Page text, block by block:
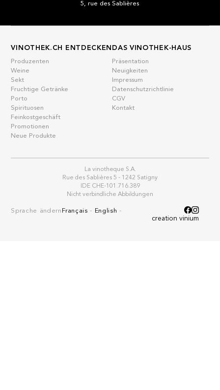
5, rue des Sablières
VINOTHEK.CH ENTDECKEN
Produzenten
Weine
Sekt
Fruchtige Getränke
Porto
Spirituosen
Feinkostgeschäft
Promotionen
Neue Produkte
DAS VINOTHEK-HAUS
Präsentation
Neuigkeiten
Impressum
Datenschutzrichtlinie
CGV
Kontakt
La vinotheque S.A.
Rue des Sablières 5 - 1242 Satigny
IDE CHE-101.716.389
Nicht verbindliche Abbildungen
Sprache ändern Français- English -
creation vinium